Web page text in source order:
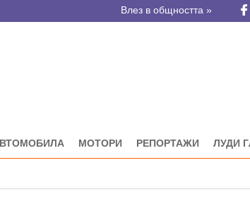
Влез в общността »
МОТОРИ РЕПОРТАЖИ ЛУДИ